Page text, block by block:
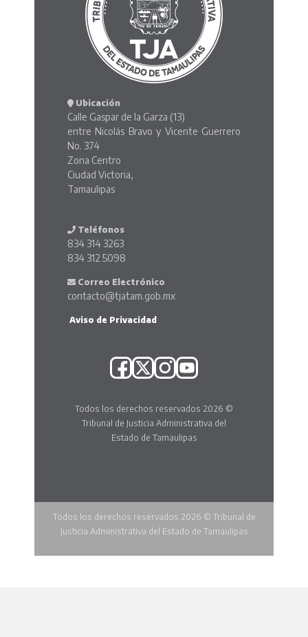
Ubicación
Calle Gaspar de la Garza (13)
entre Nicolás Bravo y Vicente Guerrero
No. 374
Zona Centro
Ciudad Victoria,
Tamaulipas
Teléfonos
834 314 3263
834 312 5098
Correo Electrónico
contacto@tjatam.gob.mx
Aviso de Privacidad
Todos los derechos reservados 2026 ©
Tribunal de Justicia Administrativa del
Estado de Tamaulipas
Todos los derechos reservados 2026 © Tribunal de
Justicia Administrativa del Estado de Tamaulipas